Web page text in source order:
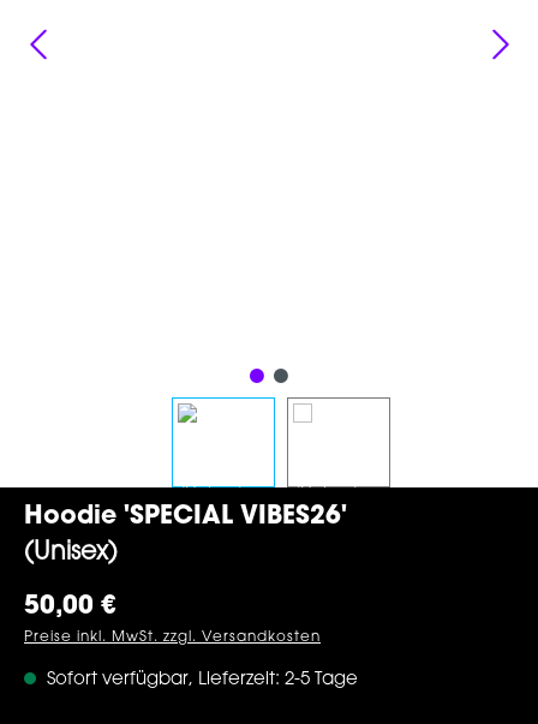
Hoodie 'SPECIAL VIBES26'
(Unisex)
Regulärer Preis:
50,00 €
Preise inkl. MwSt. zzgl. Versandkosten
Sofort verfügbar, Lieferzeit: 2-5 Tage